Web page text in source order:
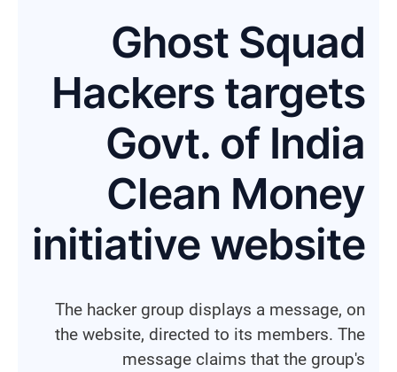
Ghost Squad
Hackers targets
Govt. of India
Clean Money
initiative website
The hacker group displays a message, on
the website, directed to its members. The
message claims that the group's